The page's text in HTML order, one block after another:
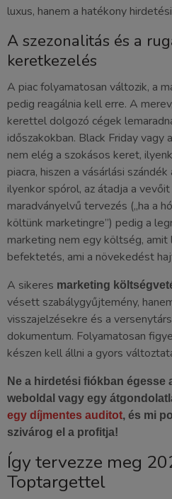
luxus, hanem a hatékony
A szezonalitás és a
keretkezelés
A piac folyamatosan változik, a
pedig reagálnia kell erre. A
kerettel dolgozó cégek
időszakokban. Black Friday vagy
nem elég a szokásos keret,
piacra, hiszen a vásárlási
ilyenkor spórol, az átadja a
maradványelvű tervezés („ha a
költünk marketingre”) pedig a
marketing nem egy költség, amit
befektetés, ami a növekedést
A sikeres marketing
vésett szabálygyűjtemény,
visszajelzésekre és a
dokumentum. Folyamatosan
készen kell állni a gyors
Ne a hirdetési fiókban égesse
weboldal vagy egy
egy díjmentes auditot, és mi
szivárog el a profitja!
Így tervezze meg
Toptargettel